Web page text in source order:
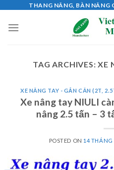
content
THANG NÂNG, BÀN NÂNG
TAG ARCHIVES:XE
XE NÂNG TAY - GẮN CÂN (2T,
Xe nâng tay NIULI
nâng 2.5 tấn – 3
POSTED ON 14 THÁNG